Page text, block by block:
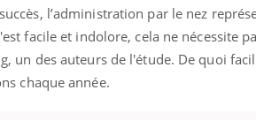
l’administration par le nez
facile et indolore, cela ne nécessite
un des auteurs de l'étude. De quoi
chaque année.